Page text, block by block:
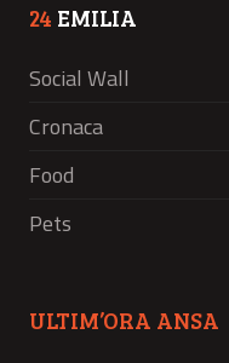
24 EMILIA
Social Wall
Cronaca
Food
Pets
ULTIM’ORA ANSA